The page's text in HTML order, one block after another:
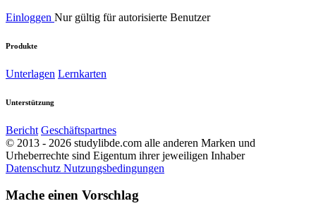
Einloggen Nur gültig für autorisierte Benutzer
Produkte
Unterlagen Lernkarten
Unterstützung
Bericht Geschäftspartnes
© 2013 - 2026 studylibde.com alle anderen Marken und
Urheberrechte sind Eigentum ihrer jeweiligen Inhaber
Datenschutz Nutzungsbedingungen
Mache einen Vorschlag